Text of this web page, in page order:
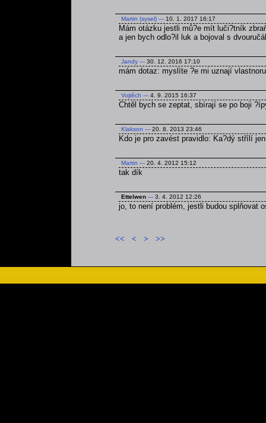
Martin (sysel) --- 10. 1. 2017 16:17
Mám otázku jestli mů?e mít luči?tník
a jen bych odlo?il luk a bojoval s
Jandy --- 30. 12. 2016 17:10
mám dotaz: myslíte ?e mi uznají
Vojtěch --- 4. 9. 2015 16:37
Chtěl bych se zeptat, sbírají se po boji
Klakson --- 20. 8. 2013 23:46
Kdo je pro zavést pravidlo: Ka?dý střílí
Martin --- 20. 4. 2012 15:12
tak dík
Ettelwen --- 3. 4. 2012 12:26
jo, to není problém, jestli budou splňovat
<< < > >>